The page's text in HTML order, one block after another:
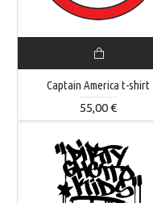
Captain America t-shirt
55,00 €